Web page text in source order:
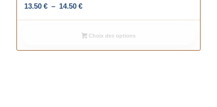
13.50 € – 14.50 €Plage
13.50 €
à
Choix des options